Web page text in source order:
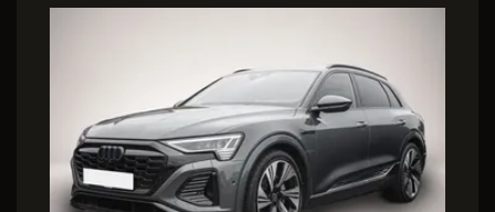
S line AHK Pano B&O